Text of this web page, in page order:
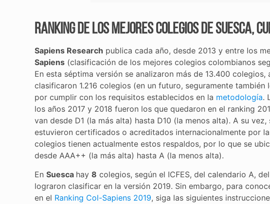
Ranking de los mejores colegios de Suesca,
Sapiens Research publica cada año, desde 2013 y entre los
Sapiens(clasificación de los mejores colegios colombianos
En esta séptima versión se analizaron más de 13.400
clasificaron 1.216 colegios (en un futuro, seguramente también
por cumplir con los requisitos establecidos en la metodología.
los años 2017 y 2018 fueron los que quedaron en el ranking
van desde D1 (la más alta) hasta D10 (la menos alta). A su
estuvieron certificados o acreditados internacionalmente por
colegios tienen actualmente estos respaldos, por lo que se
desde AAA++ (la más alta) hasta A (la menos alta).
En Suesca hay 8 colegios, según el ICFES, del calendario A,
lograron clasificar en la versión 2019. Sin embargo, para
en el Ranking Col-Sapiens 2019, siga las siguientes